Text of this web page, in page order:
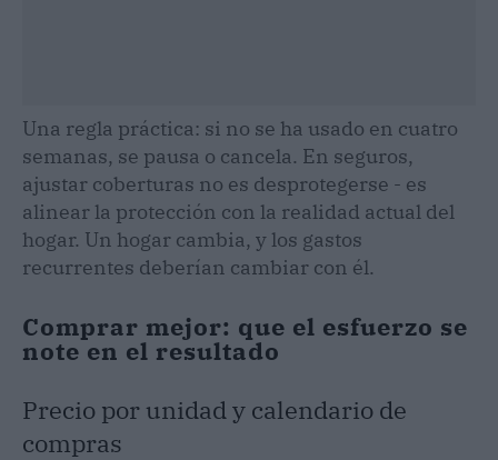
Una regla práctica: si no se ha usado en cuatro
semanas, se pausa o cancela. En seguros,
ajustar coberturas no es desprotegerse - es
alinear la protección con la realidad actual del
hogar. Un hogar cambia, y los gastos
recurrentes deberían cambiar con él.
Comprar mejor: que el esfuerzo se
note en el resultado
Precio por unidad y calendario de
compras